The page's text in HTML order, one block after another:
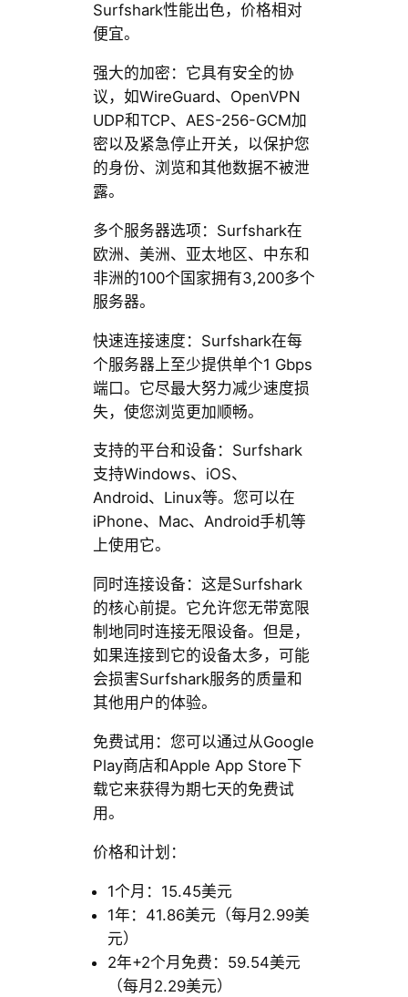
Surfshark性能出色，价格相对
便宜。
强大的加密：它具有安全的协
议，如WireGuard、OpenVPN
UDP和TCP、AES-256-GCM加
密以及紧急停止开关，以保护您
的身份、浏览和其他数据不被泄
露。
多个服务器选项：Surfshark在
欧洲、美洲、亚太地区、中东和
非洲的100个国家拥有3,200多个
服务器。
快速连接速度：Surfshark在每
个服务器上至少提供单个1 Gbps
端口。它尽最大努力减少速度损
失，使您浏览更加顺畅。
支持的平台和设备：Surfshark
支持Windows、iOS、
Android、Linux等。您可以在
iPhone、Mac、Android手机等
上使用它。
同时连接设备：这是Surfshark
的核心前提。它允许您无带宽限
制地同时连接无限设备。但是，
如果连接到它的设备太多，可能
会损害Surfshark服务的质量和
其他用户的体验。
免费试用：您可以通过从Google
Play商店和Apple App Store下
载它来获得为期七天的免费试
用。
价格和计划：
1个月：15.45美元
1年：41.86美元（每月2.99美
元）
2年+2个月免费：59.54美元
（每月2.29美元）